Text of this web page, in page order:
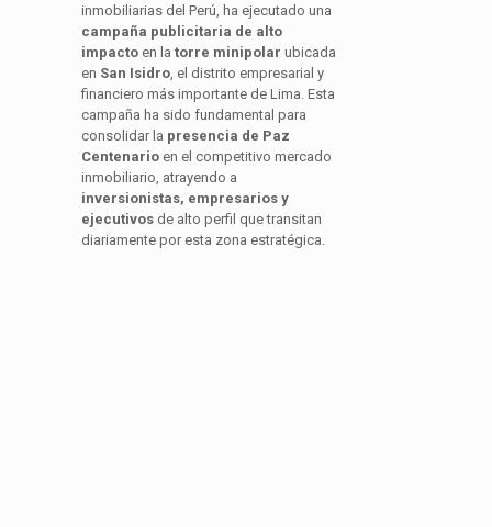
inmobiliarias del Perú, ha ejecutado una
campaña publicitaria de alto
impacto en la torre minipolar ubicada
en San Isidro , el distrito empresarial y
financiero más importante de Lima. Esta
campaña ha sido fundamental para
consolidar la presencia de Paz
Centenario en el competitivo mercado
inmobiliario, atrayendo a
inversionistas, empresarios y
ejecutivos de alto perfil que transitan
diariamente por esta zona estratégica.